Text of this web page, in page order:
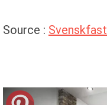
Source : Svenskfast